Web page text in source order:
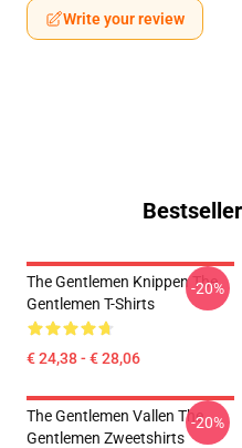
Write your review
The Gentlemen Knippen The
Gentlemen T-Shirts
€ 24,38 - € 28,06
-20%
The Gentlemen Vallen The
Gentlemen Zweetshirts
-20%